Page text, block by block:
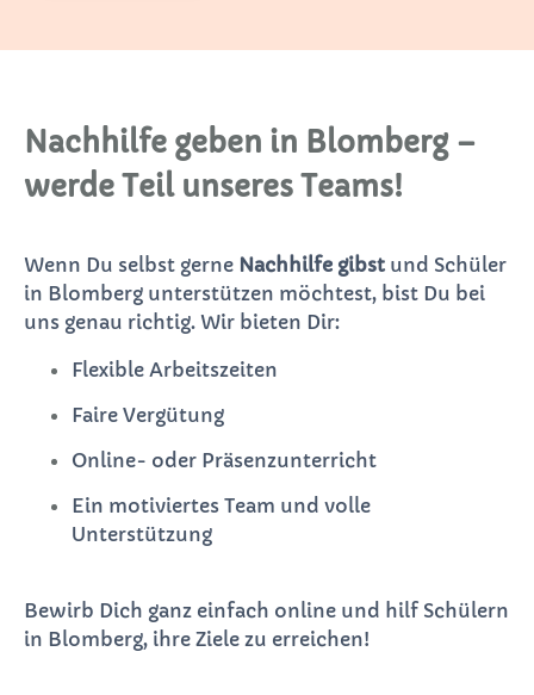
Nachhilfe geben in Blomberg –
werde Teil unseres Teams!
Wenn Du selbst gerne Nachhilfe gibst und Schüler
in Blomberg unterstützen möchtest, bist Du bei
uns genau richtig. Wir bieten Dir:
Flexible Arbeitszeiten
Faire Vergütung
Online- oder Präsenzunterricht
Ein motiviertes Team und volle
Unterstützung
Bewirb Dich ganz einfach online und hilf Schülern
in Blomberg, ihre Ziele zu erreichen!